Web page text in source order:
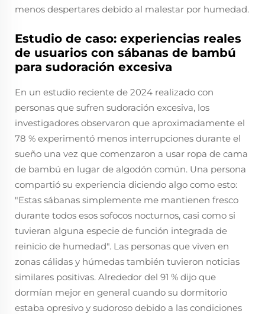
menos despertares debido al malestar por humedad.
Estudio de caso: experiencias reales
de usuarios con sábanas de bambú
para sudoración excesiva
En un estudio reciente de 2024 realizado con
personas que sufren sudoración excesiva, los
investigadores observaron que aproximadamente el
78 % experimentó menos interrupciones durante el
sueño una vez que comenzaron a usar ropa de cama
de bambú en lugar de algodón común. Una persona
compartió su experiencia diciendo algo como esto:
"Estas sábanas simplemente me mantienen fresco
durante todos esos sofocos nocturnos, casi como si
tuvieran alguna especie de función integrada de
reinicio de humedad". Las personas que viven en
zonas cálidas y húmedas también tuvieron noticias
similares positivas. Alrededor del 91 % dijo que
dormían mejor en general cuando su dormitorio
estaba opresivo y sudoroso debido a las condiciones